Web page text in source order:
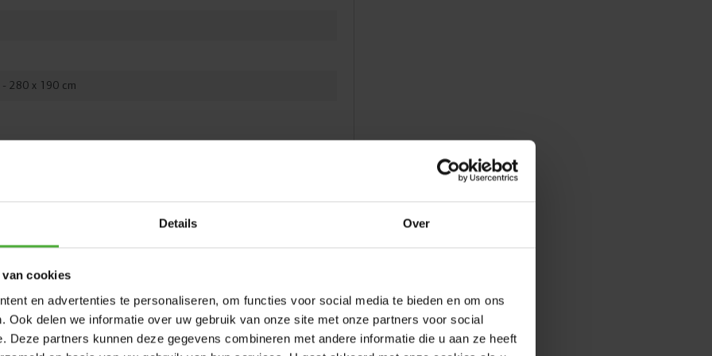
Details Over
van cookies
en advertenties te personaliseren, om functies voor social media te bieden en om ons
Ook delen we informatie over uw gebruik van onze site met onze partners voor social
Deze partners kunnen deze gegevens combineren met andere informatie die u aan ze heeft
Favorit trampolines op poten worden standaard geleverd
met een Comfort veiligheidsnet. Dit net is voorzien van
afgeschermd met een dikke schuimlaag. Dit zachte
zich niet bezeren als ze tijdens het springen tegen een
paal aankomen. Zo kunnen ze veilig en zorgeloos
springen.
te registreren
- 280 x 190 cm